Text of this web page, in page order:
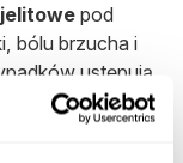
pod
bólu brzucha i
ustępują